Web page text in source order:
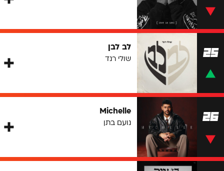
25 לב לבן
שולי רנד
26
Michelle
נועם בתן